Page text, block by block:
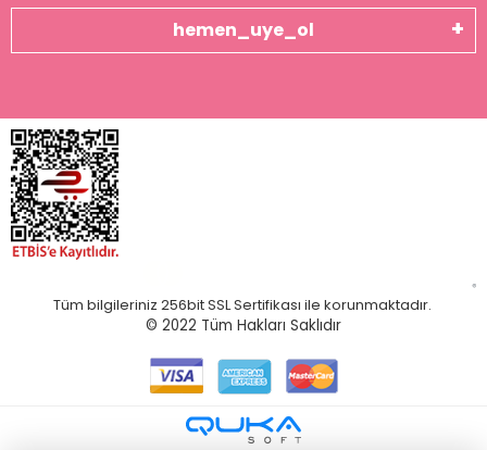
hemen_uye_ol
Tüm bilgileriniz 256bit SSL Sertifikası ile korunmaktadır.
© 2022 Tüm Hakları Saklıdır